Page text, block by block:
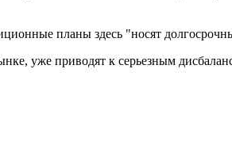
планы здесь "носят
уже приводят к серьезным